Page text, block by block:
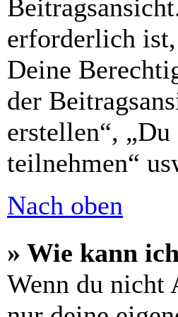
erforderlich
Deine
der
erstellen“,
teilnehmen“
Nach oben
» Wie kann
Wenn du nicht